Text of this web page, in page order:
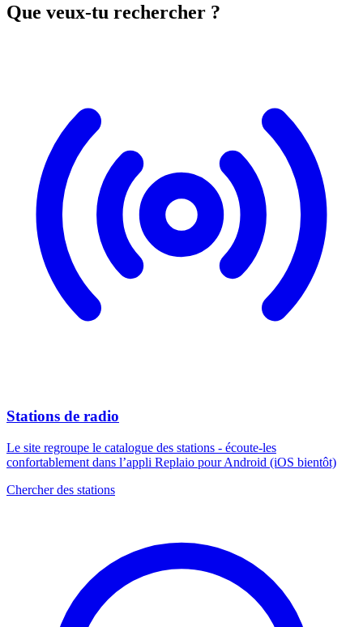
Que veux-tu rechercher ?
Stations de radio
Le site regroupe le catalogue des stations - écoute-les
confortablement dans l’appli Replaio pour Android (iOS bientôt)
Chercher des stations